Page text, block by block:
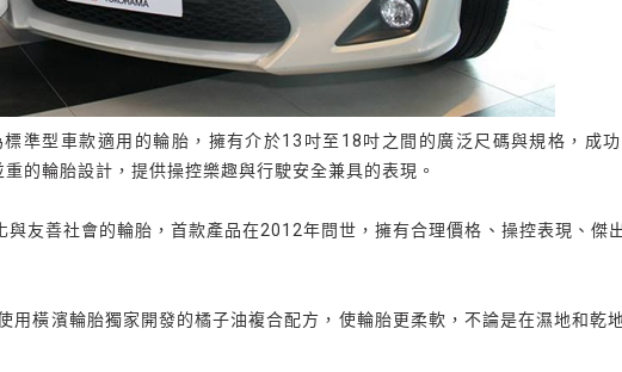
準型車款適用的輪胎，擁有介於13吋至18吋之間的廣泛尺碼與規格，成
的輪胎設計，提供操控樂趣與行駛安全兼具的表現。
友善社會的輪胎，首款產品在2012年問世，擁有合理價格、操控表現、傑
橫濱輪胎獨家開發的橘子油複合配方，使輪胎更柔軟，不論是在濕地和乾